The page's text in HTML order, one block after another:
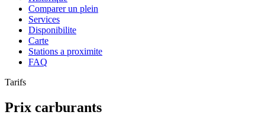
Comparer un plein
Services
Disponibilite
Carte
Stations a proximite
FAQ
Tarifs
Prix carburants